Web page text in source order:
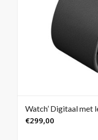
Watch’ Digitaal met
€299,00